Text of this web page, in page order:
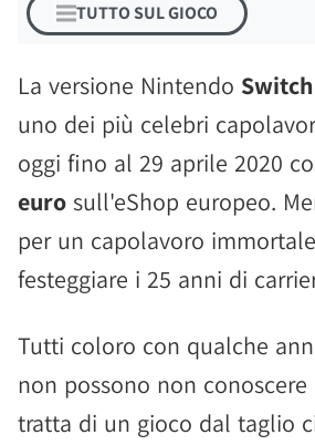
TUTTO SUL GIOCO
La versione Nintendo Switch
uno dei più celebri
oggi fino al 29 aprile 2020
euro sull'eShop europeo.
per un capolavoro
festeggiare i 25 anni di
Tutti coloro con qualche
non possono non conoscere
tratta di un gioco dal taglio